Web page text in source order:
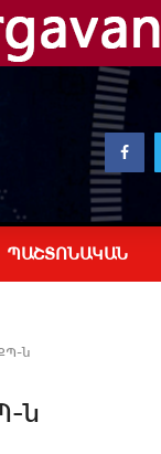
ՊԱՇՏՈՆԱԿԱՆ
ն
ն